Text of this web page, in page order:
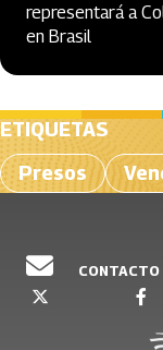
representará a
en Brasil
ETIQUETAS
Presos
CONTACTO